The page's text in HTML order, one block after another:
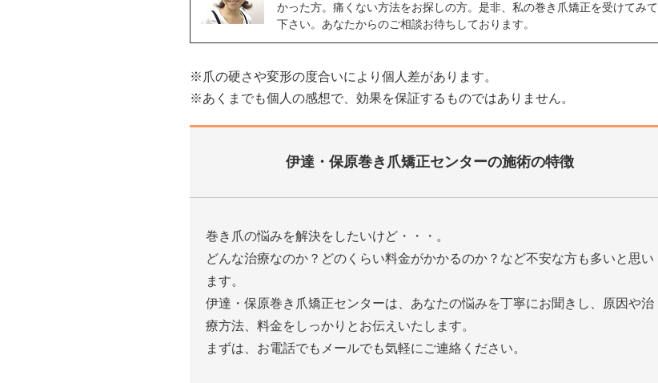
かった方。痛くない方法をお探しの方。是非、私の巻き爪矯正を受けてみて
下さい。あなたからのご相談お待ちしております。
※爪の硬さや変形の度合いにより個人差があります。
※あくまでも個人の感想で、効果を保証するものではありません。
伊達・保原巻き爪矯正センターの施術の特徴
巻き爪の悩みを解決をしたいけど・・・。
どんな治療なのか？どのくらい料金がかかるのか？など不安な方も多いと思い
ます。
伊達・保原巻き爪矯正センターは、あなたの悩みを丁寧にお聞きし、原因や治
療方法、料金をしっかりとお伝えいたします。
まずは、お電話でもメールでも気軽にご連絡ください。